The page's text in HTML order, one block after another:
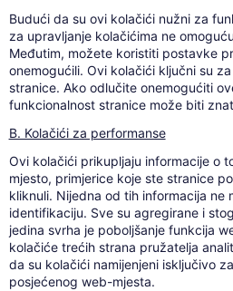
Budući da su ovi kolačići nužni za
za upravljanje kolačićima ne
Međutim, možete koristiti postavke
onemogućili. Ovi kolačići ključni su
stranice. Ako odlučite onemogućiti
funkcionalnost stranice može biti
B. Kolačići za performanse
Ovi kolačići prikupljaju informacije o
mjesto, primjerice koje ste stranice
kliknuli. Nijedna od tih informacija ne
identifikaciju. Sve su agregirane i
jedina svrha je poboljšanje funkcija
kolačiće trećih strana pružatelja
da su kolačići namijenjeni isključivo
posjećenog web-mjesta.